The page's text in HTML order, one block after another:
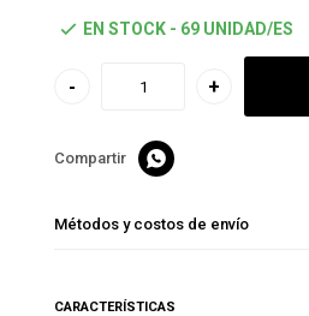
EN STOCK - 69 UNIDAD/ES
- +

Métodos y costos de envío
CARACTERÍSTICAS